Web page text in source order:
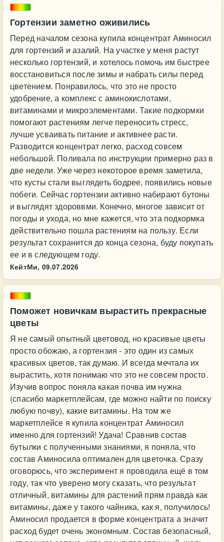
Гортензии заметно оживились
Перед началом сезона купила концентрат Аминосил
для гортензий и азалий. На участке у меня растут
несколько гортензий, и хотелось помочь им быстрее
восстановиться после зимы и набрать силы перед
цветением. Понравилось, что это не просто
удобрение, а комплекс с аминокислотами,
витаминами и микроэлементами. Такие подкормки
помогают растениям легче переносить стресс,
лучше усваивать питание и активнее расти.
Разводится концентрат легко, расход совсем
небольшой. Поливала по инструкции примерно раз в
две недели. Уже через некоторое время заметила,
что кусты стали выглядеть бодрее, появились новые
побеги. Сейчас гортензии активно набирают бутоны
и выглядят здороввми. Конечно, многое зависит от
погоды и ухода, но мне кажется, что эта подкормка
действительно пошла растениям на пользу. Если
результат сохранится до конца сезона, буду покупать
ее и в следующем году.
КейтМи, 09.07.2026
Поможет новичкам вырастить прекрасные
цветы
Я не самый опытный цветовод, но красивые цветы
просто обожаю, а гортензия - это один из самых
красивых цветов, так думаю. И всегда мечтала их
вырастить, хотя понимаю что это не совсем просто.
Изучив вопрос поняла какая почва им нужна
(спасибо маркетплейсам, где можно найти по поиску
любую почву), какие витамины. На том же
маркетплейсе я купила концентрат Аминосил
именно для гортензий! Удача! Сравнив состав
бутылки с полученными знаниями, я поняла, что
состав Аминосила оптимален для цветочка. Сразу
оговорюсь, что эксперимент я проводила ещё в том
году, так что уверено могу сказать, что результат
отличный, витамины для растений прям правда как
витамины, даже у такого чайника, как я, получилось!
Аминосил продается в форме концентрата а значит
расход будет очень экономным. Состав безопасный,